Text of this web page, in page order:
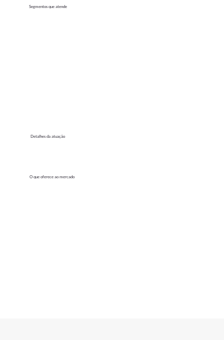
Detalhes da atuação
O que oferece ao mercado
Segmentos que atende